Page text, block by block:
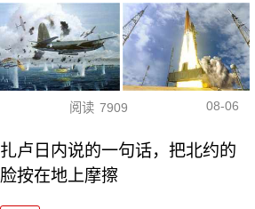
阅读 7909 08-06
扎卢日内说的一句话，把北约的
脸按在地上摩擦